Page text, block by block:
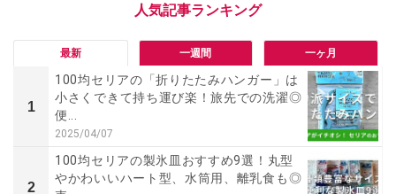
最新 一週間 一ヶ月
1
100均セリアの「折りたたみハンガー」は
小さくできて持ち運び楽！旅先での洗濯◎
便...
2025/04/07
2
100均セリアの製氷皿おすすめ9選！丸型
やかわいいハート型、水筒用、離乳食も◎